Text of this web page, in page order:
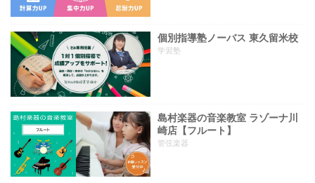
個別指導塾ノーバス 東久留米校
学習塾
島村楽器の音楽教室 ラゾーナ川
崎店【フルート】
管弦楽器